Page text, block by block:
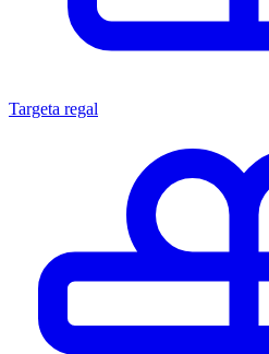
Targeta regal